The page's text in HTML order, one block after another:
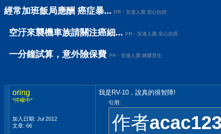
經常加班飯局應酬 癌症暴... PR・安達人壽 安心抗癌
空汙來襲機車族請關注癌細... PR・安達人壽 安心抗癌
一分鐘試算，意外險保費 PR・安達人壽 鍾愛意生
oring
*停權中*
加入日期: Jul 2012
文章: 66
我是RV-10，說真的很智障!
引用:
作者